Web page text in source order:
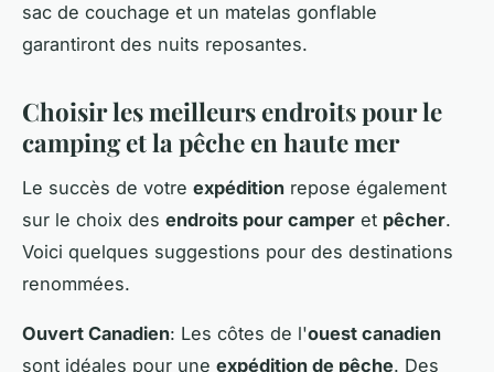
sac de couchage et un matelas gonflable
garantiront des nuits reposantes.
Choisir les meilleurs endroits pour le
camping et la pêche en haute mer
Le succès de votre expédition repose également
sur le choix des endroits pour camper et pêcher.
Voici quelques suggestions pour des destinations
renommées.
Ouvert Canadien: Les côtes de l'ouest canadien
sont idéales pour une expédition de pêche. Des